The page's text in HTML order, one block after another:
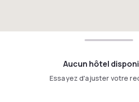
Aucun hôtel
Essayez d'ajuster votre